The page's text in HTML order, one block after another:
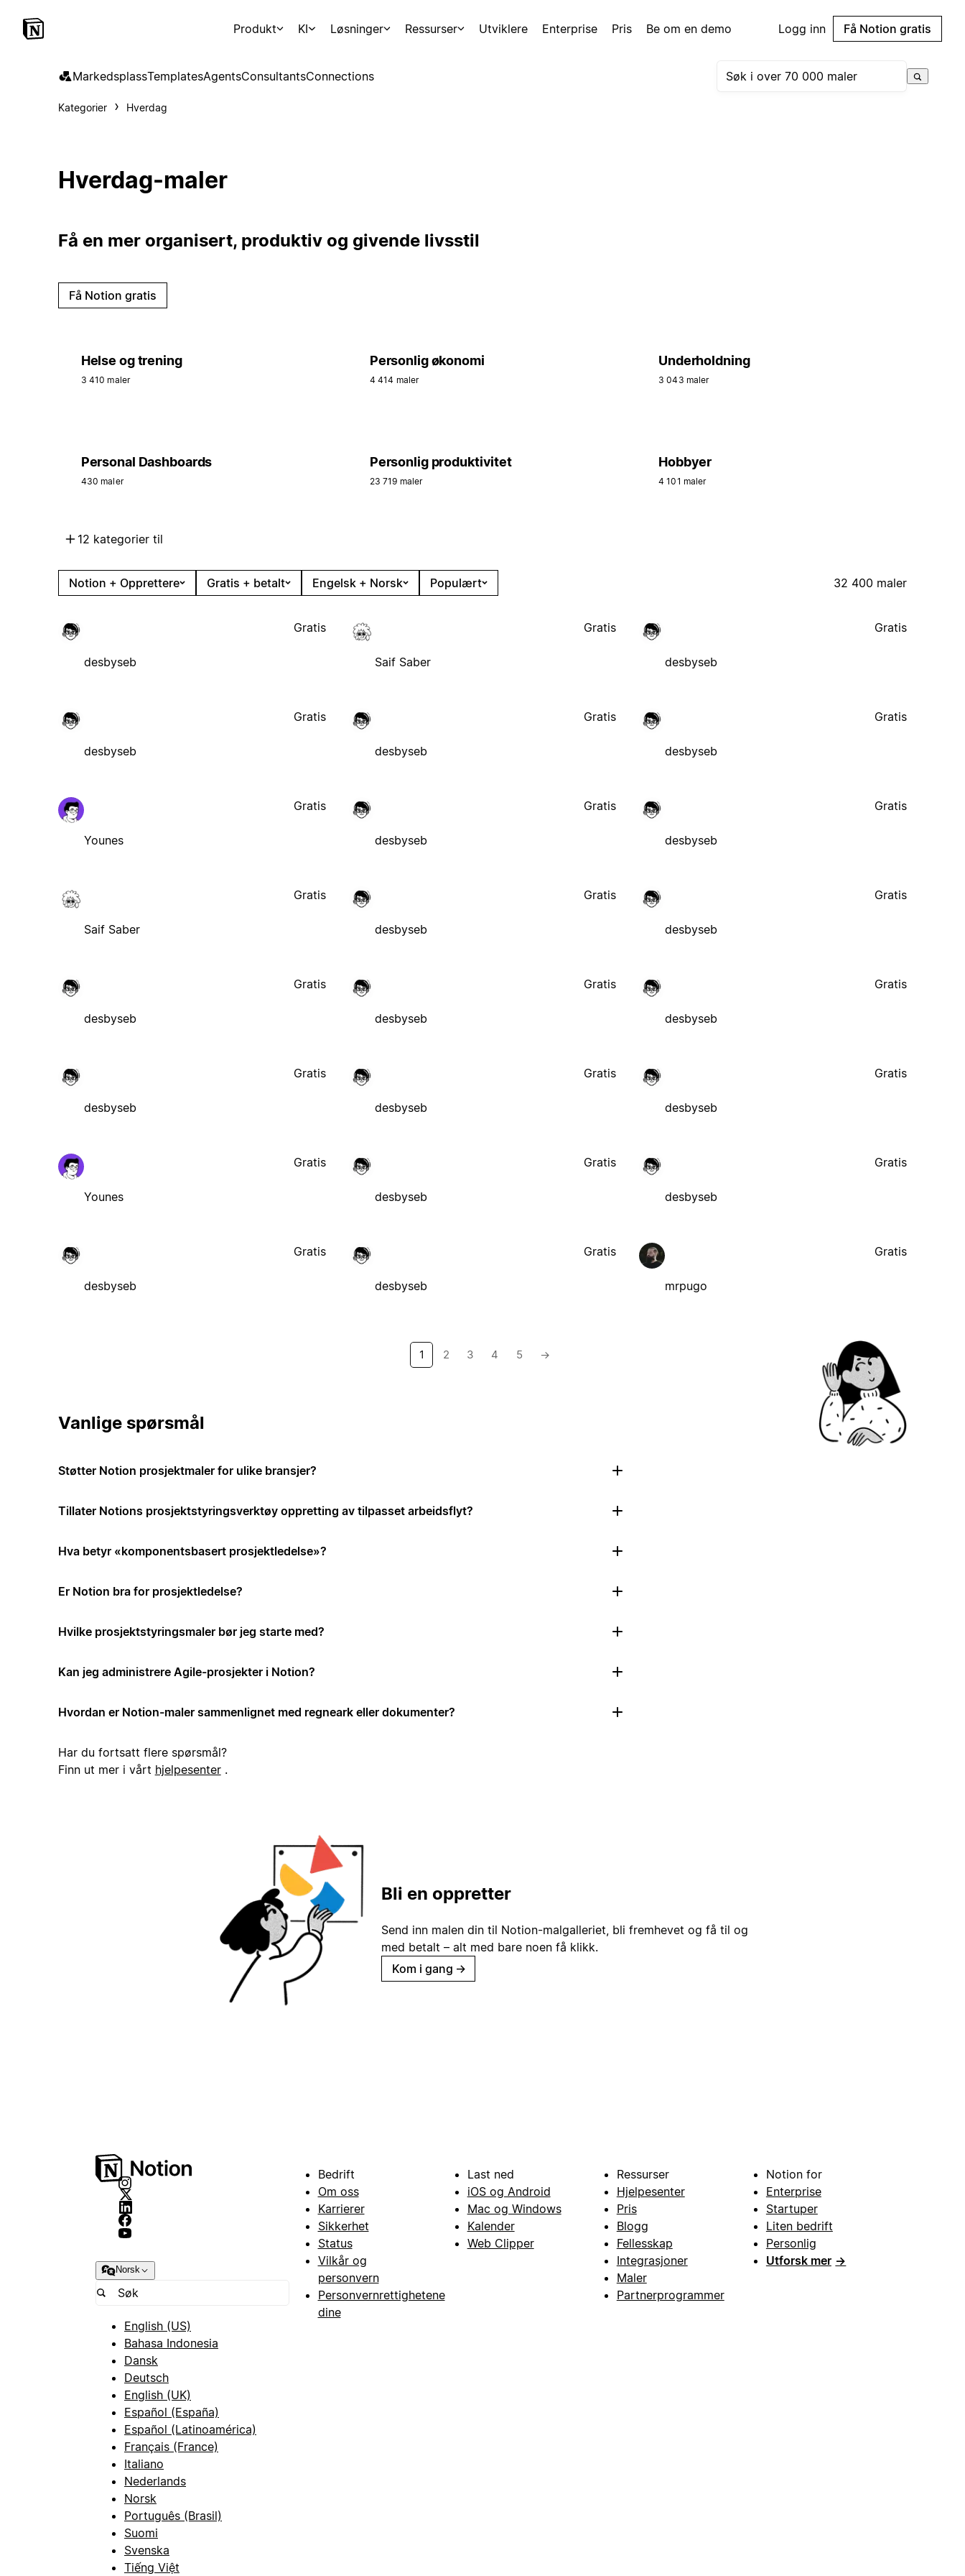
Produkt KI Løsninger Ressurser Utviklere Enterprise Pris Be om en demo Logg inn Få Notion gratis
MarkedsplassTemplatesAgentsConsultantsConnections
Kategorier Hverdag
Hverdag-maler
Få en mer organisert, produktiv og givende livsstil
Få Notion gratis
Helse og trening
3 410 maler
Personlig økonomi
4 414 maler
Underholdning
3 043 maler
Personal Dashboards
430 maler
Personlig produktivitet
23 719 maler
Hobbyer
4 101 maler
12 kategorier til
Notion + Opprettere Gratis + betalt Engelsk + Norsk Populært 32 400 maler
desbyseb
Gratis
Saif Saber
Gratis
desbyseb
Gratis
desbyseb
Gratis
desbyseb
Gratis
desbyseb
Gratis
Younes
Gratis
desbyseb
Gratis
desbyseb
Gratis
Saif Saber
Gratis
desbyseb
Gratis
desbyseb
Gratis
desbyseb
Gratis
desbyseb
Gratis
desbyseb
Gratis
desbyseb
Gratis
desbyseb
Gratis
desbyseb
Gratis
Younes
Gratis
desbyseb
Gratis
desbyseb
Gratis
desbyseb
Gratis
desbyseb
Gratis
mrpugo
Gratis
1 2 3 4 5 →
Vanlige spørsmål
Støtter Notion prosjektmaler for ulike bransjer?
Tillater Notions prosjektstyringsverktøy oppretting av tilpasset arbeidsflyt?
Hva betyr «komponentsbasert prosjektledelse»?
Er Notion bra for prosjektledelse?
Hvilke prosjektstyringsmaler bør jeg starte med?
Kan jeg administrere Agile-prosjekter i Notion?
Hvordan er Notion-maler sammenlignet med regneark eller dokumenter?
Har du fortsatt flere spørsmål?
Finn ut mer i vårt hjelpesenter.
Bli en oppretter
Send inn malen din til Notion-malgalleriet, bli fremhevet og få til og
med betalt – alt med bare noen få klikk.
Kom i gang →
Norsk
English (US)
Bahasa Indonesia
Dansk
Deutsch
English (UK)
Español (España)
Español (Latinoamérica)
Français (France)
Italiano
Nederlands
Norsk
Português (Brasil)
Suomi
Svenska
Tiếng Việt
Bedrift
Om oss
Karrierer
Sikkerhet
Status
Vilkår og
personvern
Personvernrettighetene
dine
Last ned
iOS og Android
Mac og Windows
Kalender
Web Clipper
Ressurser
Hjelpesenter
Pris
Blogg
Fellesskap
Integrasjoner
Maler
Partnerprogrammer
Notion for
Enterprise
Startuper
Liten bedrift
Personlig
Utforsk mer →